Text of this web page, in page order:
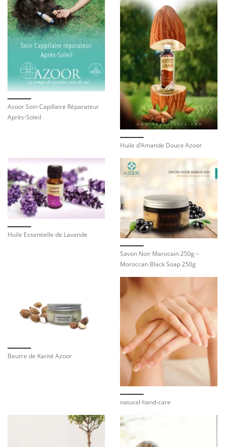
Azoor Soin Capillaire Réparateur
Après-Soleil
Huile d’Amande Douce Azoor
Huile Essentielle de Lavande
Savon Noir Marocain 250g –
Moroccan Black Soap 250g
Beurre de Karité Azoor
natural-hand-care